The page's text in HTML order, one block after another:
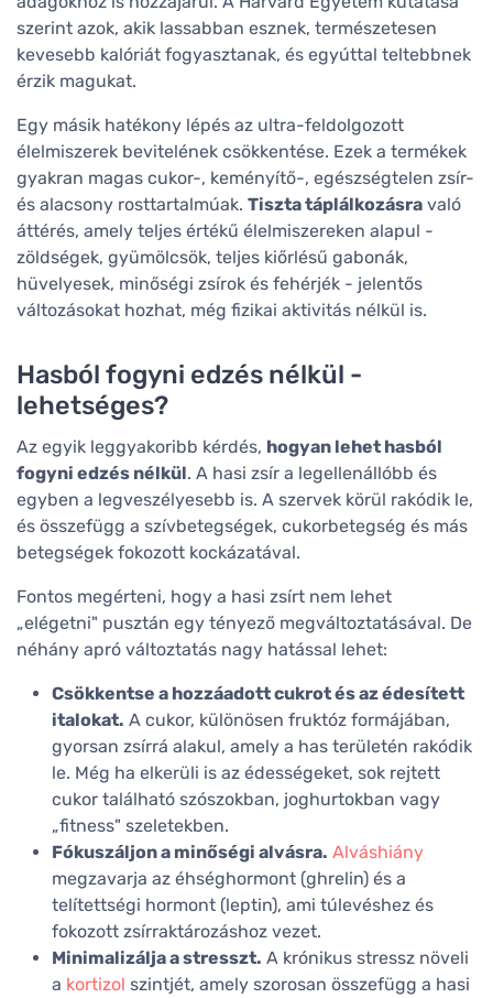
szerint azok, akik lassabban esznek, természetesen
kevesebb kalóriát fogyasztanak, és egyúttal teltebbnek
érzik magukat.
Egy másik hatékony lépés az ultra-feldolgozott
élelmiszerek bevitelének csökkentése. Ezek a termékek
gyakran magas cukor-, keményítő-, egészségtelen zsír-
és alacsony rosttartalmúak. Tiszta táplálkozásra való
áttérés, amely teljes értékű élelmiszereken alapul -
zöldségek, gyümölcsök, teljes kiőrlésű gabonák,
hüvelyesek, minőségi zsírok és fehérjék - jelentős
változásokat hozhat, még fizikai aktivitás nélkül is.
Hasból fogyni edzés nélkül -
lehetséges?
Az egyik leggyakoribb kérdés, hogyan lehet hasból
fogyni edzés nélkül. A hasi zsír a legellenállóbb és
egyben a legveszélyesebb is. A szervek körül rakódik le,
és összefügg a szívbetegségek, cukorbetegség és más
betegségek fokozott kockázatával.
Fontos megérteni, hogy a hasi zsírt nem lehet
„elégetni" pusztán egy tényező megváltoztatásával. De
néhány apró változtatás nagy hatással lehet:
Csökkentse a hozzáadott cukrot és az édesített
italokat. A cukor, különösen fruktóz formájában,
gyorsan zsírrá alakul, amely a has területén rakódik
le. Még ha elkerüli is az édességeket, sok rejtett
cukor található szószokban, joghurtokban vagy
„fitness" szeletekben.
Fókuszáljon a minőségi alvásra. Alváshiány
megzavarja az éhséghormont (ghrelin) és a
telítettségi hormont (leptin), ami túlevéshez és
fokozott zsírraktározáshoz vezet.
Minimalizálja a stresszt. A krónikus stressz növeli
a kortizol szintjét, amely szorosan összefügg a hasi